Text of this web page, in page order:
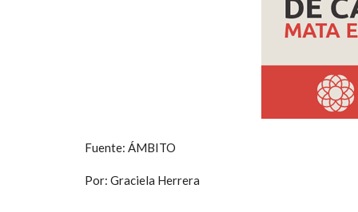
Fuente: ÁMBITO
Por: Graciela Herrera